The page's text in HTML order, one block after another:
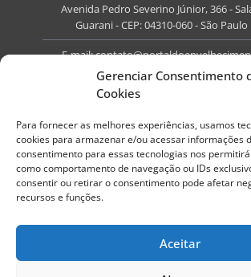
Gerenciar Consentimento
Cookies
Para fornecer as melhores experiências, usamos
cookies para armazenar e/ou acessar informações
consentimento para essas tecnologias nos
como comportamento de navegação ou IDs
consentir ou retirar o consentimento pode afetar
recursos e funções.
Aceitar
Avenida Pedro Severino Júnior, 366 -
Guarani - CEP: 04310-060 - São
E-mail:
Website:
Todos os direitos